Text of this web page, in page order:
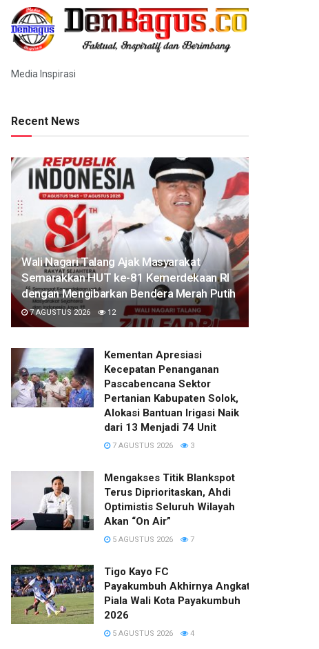
Media Inspirasi
Recent News
Wali Nagari Talang Ajak Masyarakat
Semarakkan HUT ke-81 Kemerdekaan RI
dengan Mengibarkan Bendera Merah Putih
7 AGUSTUS 2026 12
Kementan Apresiasi
Kecepatan Penanganan
Pascabencana Sektor
Pertanian Kabupaten Solok,
Alokasi Bantuan Irigasi Naik
dari 13 Menjadi 74 Unit
7 AGUSTUS 2026 3
Mengakses Titik Blankspot
Terus Diprioritaskan, Ahdi
Optimistis Seluruh Wilayah
Akan “On Air”
5 AGUSTUS 2026 7
Tigo Kayo FC
Payakumbuh Akhirnya Angkat Trofi
Piala Wali Kota Payakumbuh
2026
5 AGUSTUS 2026 4